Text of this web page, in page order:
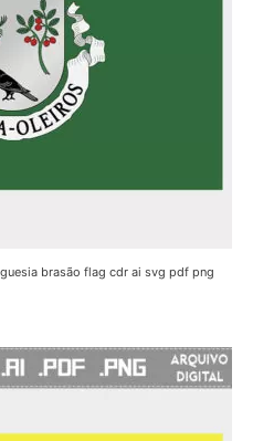
brasão flag cdr ai svg pdf png